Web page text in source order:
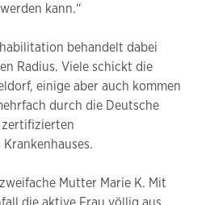
kann.“
behandelt dabei
Radius. Viele schickt die
einige aber auch kommen
durch die Deutsche
zertifizierten
Mutter Marie K. Mit
die aktive Frau völlig aus